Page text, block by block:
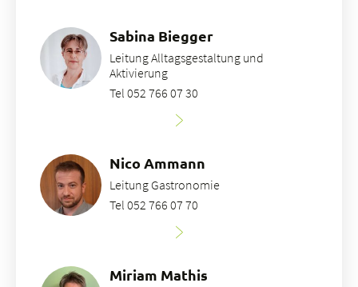
Sabina Biegger
Leitung Alltagsgestaltung und
Aktivierung
Tel 052 766 07 30
Nico Ammann
Leitung Gastronomie
Tel 052 766 07 70
Miriam Mathis